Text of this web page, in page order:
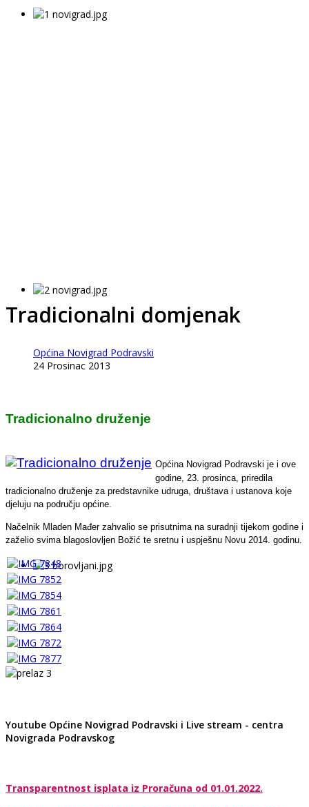
Tradicionalni domjenak
Općina Novigrad Podravski
24 Prosinac 2013
Tradicionalno druženje
Općina Novigrad Podravski je i ove
godine, 23. prosinca, priredila
tradicionalno druženje za predstavnike udruga, društava i ustanova koje
djeluju na području općine.
Načelnik Mladen Mađer zahvalio se prisutnima na suradnji tijekom godine i
zaželio svima blagoslovljen Božić te sretnu i uspješnu Novu 2014. godinu.
Youtube Općine Novigrad Podravski i Live stream - centra
Novigrada Podravskog
Transparentnost isplata iz Proračuna od 01.01.2022.